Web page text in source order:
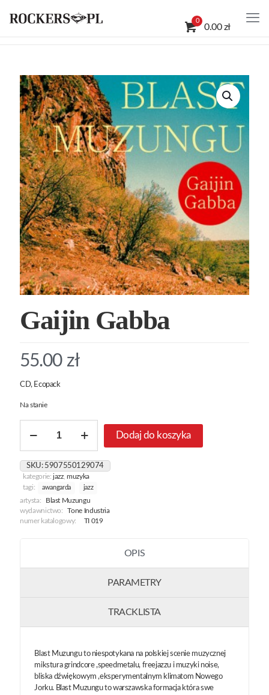
0
0.00 zł
Gaijin Gabba
55.00 zł
CD, Ecopack
Na stanie
Gaijin
Dodaj do koszyka
SKU: 5907550129074
kategorie: jazz,muzyka
tagi:
awangarda jazz
artysta:
Blast Muzungu
wydawnictwo:
Tone Industria
numer katalogowy:
TI 019
OPIS
PARAMETRY
TRACKLISTA
Blast Muzungu to niespotykana na polskiej scenie muzycznej
mikstura grindcore ,speedmetalu, freejazzu i muzyki noise,
bliska dźwiękowym ,eksperymentalnym klimatom Nowego
Jorku. Blast Muzungu to warszawska formacja która swe